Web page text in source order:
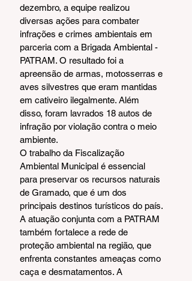
dezembro, a equipe realizou
diversas ações para combater
infrações e crimes ambientais em
parceria com a Brigada Ambiental -
PATRAM. O resultado foi a
apreensão de armas, motosserras e
aves silvestres que eram mantidas
em cativeiro ilegalmente. Além
disso, foram lavrados 18 autos de
infração por violação contra o meio
ambiente.
O trabalho da Fiscalização
Ambiental Municipal é essencial
para preservar os recursos naturais
de Gramado, que é um dos
principais destinos turísticos do país.
A atuação conjunta com a PATRAM
também fortalece a rede de
proteção ambiental na região, que
enfrenta constantes ameaças como
caça e desmatamentos. A